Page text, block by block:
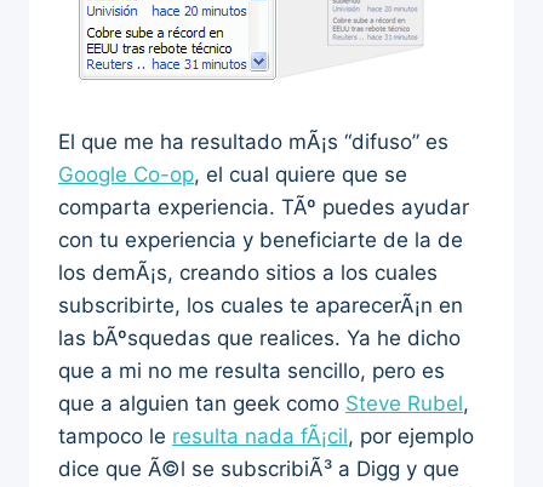
El que me ha resultado mÃ¡s “difuso” es
Google Co-op, el cual quiere que se
comparta experiencia. TÃº puedes ayudar
con tu experiencia y beneficiarte de la de
los demÃ¡s, creando sitios a los cuales
subscribirte, los cuales te aparecerÃ¡n en
las bÃºsquedas que realices. Ya he dicho
que a mi no me resulta sencillo, pero es
que a alguien tan geek como Steve Rubel,
tampoco le resulta nada fÃ¡cil, por ejemplo
dice que Ã©l se subscribiÃ³ a Digg y que